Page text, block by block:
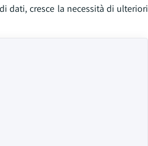
dati, cresce la necessità di ulteriori